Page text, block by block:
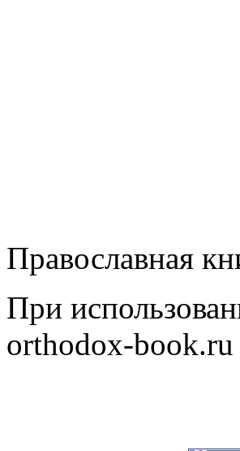
Православная
При
orthodox-book.ru